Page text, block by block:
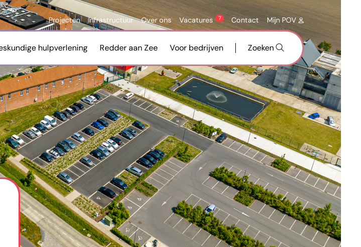
Projecten Infrastructuur Over ons Vacatures 7 Contact Mijn POV
hulpverlening Redder aan Zee Voor bedrijven Zoeken